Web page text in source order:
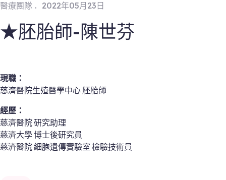
醫療團隊 2022年05月23日
★胚胎師-陳世芬
現職：
慈濟醫院生殖醫學中心 胚胎師
經歷：
慈濟醫院 研究助理
慈濟大學 博士後研究員
慈濟醫院 細胞遺傳實驗室 檢驗技術員